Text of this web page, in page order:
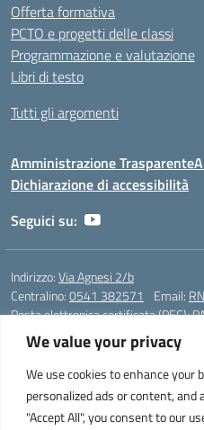
We value your privacy
We use cookies to enhance your
personalized ads or content,
"Accept All", you consent to our
Offerta formativa
PCTO e progetti delle classi
Programmazione e valutazione
Libri di testo
Tutti gli argomenti
Amministrazione Trasparente
Dichiarazione di accessibilità
Seguici su:
Indirizzo:Via Agnesi 2/b
Centralino:0541 382571 Email:
Posta elettronica certificata (PEC):
Codice fiscale: 82009530401
Codice meccanografico: RNPS02000L
Liceo Scientifico e Musicale "A.
- Tel. +39 0541 382571 – Fax +39